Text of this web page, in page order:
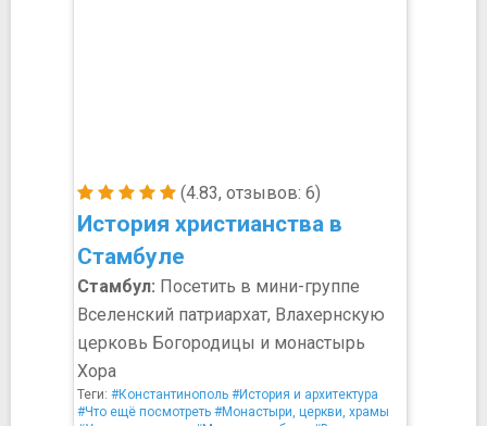
(4.83, отзывов: 6)
История христианства в
Стамбуле
Стамбул: Посетить в мини-группе
Вселенский патриархат, Влахернскую
церковь Богородицы и монастырь
Хора
Теги: #Константинополь #История и архитектура
#Что ещё посмотреть #Монастыри, церкви, храмы